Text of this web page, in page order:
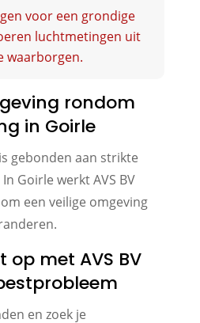
voor een grondige
luchtmetingen uit
waarborgen.
rondom
in Goirle
gebonden aan strikte
Goirle werkt AVS BV
een veilige omgeving
op met AVS BV
en zoek je